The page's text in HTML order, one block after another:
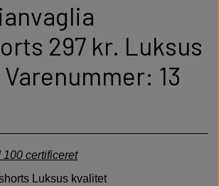
297 kr. Luksus
13
certificeret
Luksus kvalitet